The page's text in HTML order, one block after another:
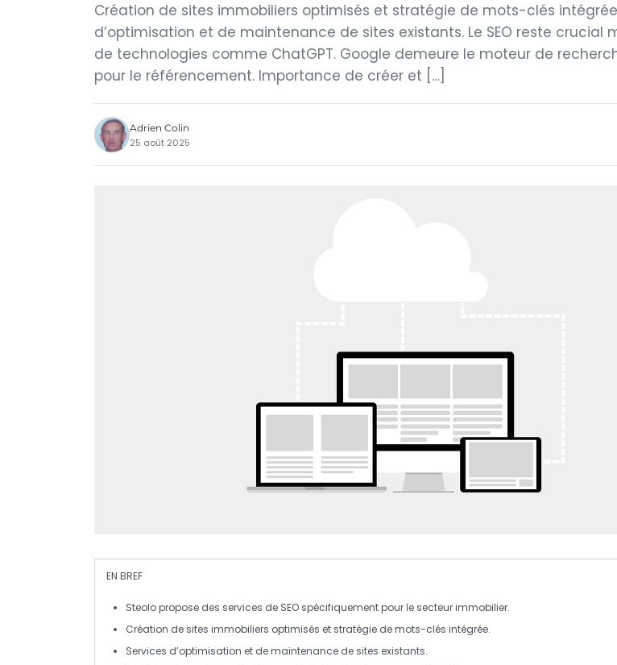
Création de sites immobiliers optimisés et stratégie de mots-clés
d’optimisation et de maintenance de sites existants. Le SEO reste crucial
de technologies comme ChatGPT. Google demeure le moteur de
pour le référencement. Importance de créer et […]
Adrien Colin
25 août 2025
EN BREF
Steolopropose des services de SEO spécifiquement pour le secteur immobilier.
Création de sites immobiliers optimisés et stratégie de mots-clés intégrée.
Services d’optimisation et demaintenance de sites existants.